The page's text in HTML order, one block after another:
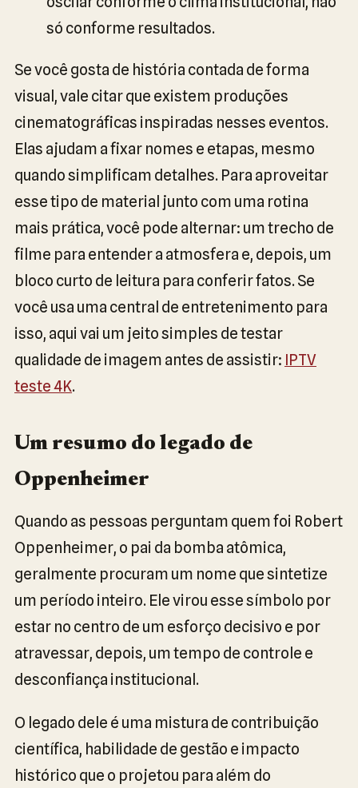
só conforme resultados.
Se você gosta de história contada de forma
visual, vale citar que existem produções
cinematográficas inspiradas nesses eventos.
Elas ajudam a fixar nomes e etapas, mesmo
quando simplificam detalhes. Para aproveitar
esse tipo de material junto com uma rotina
mais prática, você pode alternar: um trecho de
filme para entender a atmosfera e, depois, um
bloco curto de leitura para conferir fatos. Se
você usa uma central de entretenimento para
isso, aqui vai um jeito simples de testar
qualidade de imagem antes de assistir: IPTV
teste 4K.
Um resumo do legado de
Oppenheimer
Quando as pessoas perguntam quem foi Robert
Oppenheimer, o pai da bomba atômica,
geralmente procuram um nome que sintetize
um período inteiro. Ele virou esse símbolo por
estar no centro de um esforço decisivo e por
atravessar, depois, um tempo de controle e
desconfiança institucional.
O legado dele é uma mistura de contribuição
científica, habilidade de gestão e impacto
histórico que o projetou para além do